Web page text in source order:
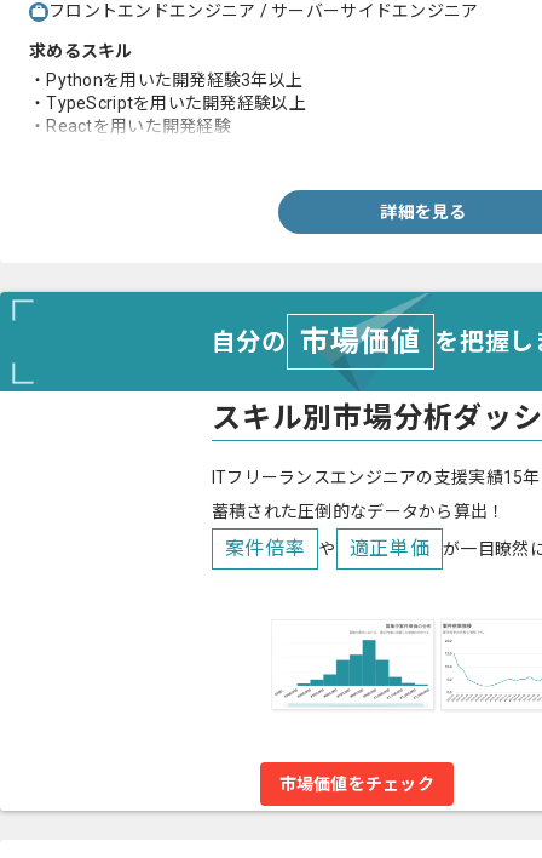
フロントエンドエンジニア / サーバーサイドエンジニア
求めるスキル
・Pythonを用いた開発経験3年以上
・TypeScriptを用いた開発経験以上
・Reactを用いた開発経験
詳細を見る
自分の 市場価値 を把握
スキル別市場分析ダッ
ITフリーランスエンジニアの支援実績15
蓄積された圧倒的なデータから算出！
案件倍率 や 適正単価 が一目瞭然
市場価値をチェック